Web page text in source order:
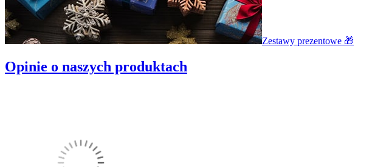
Zestawy prezentowe 🎁
Opinie o naszych produktach